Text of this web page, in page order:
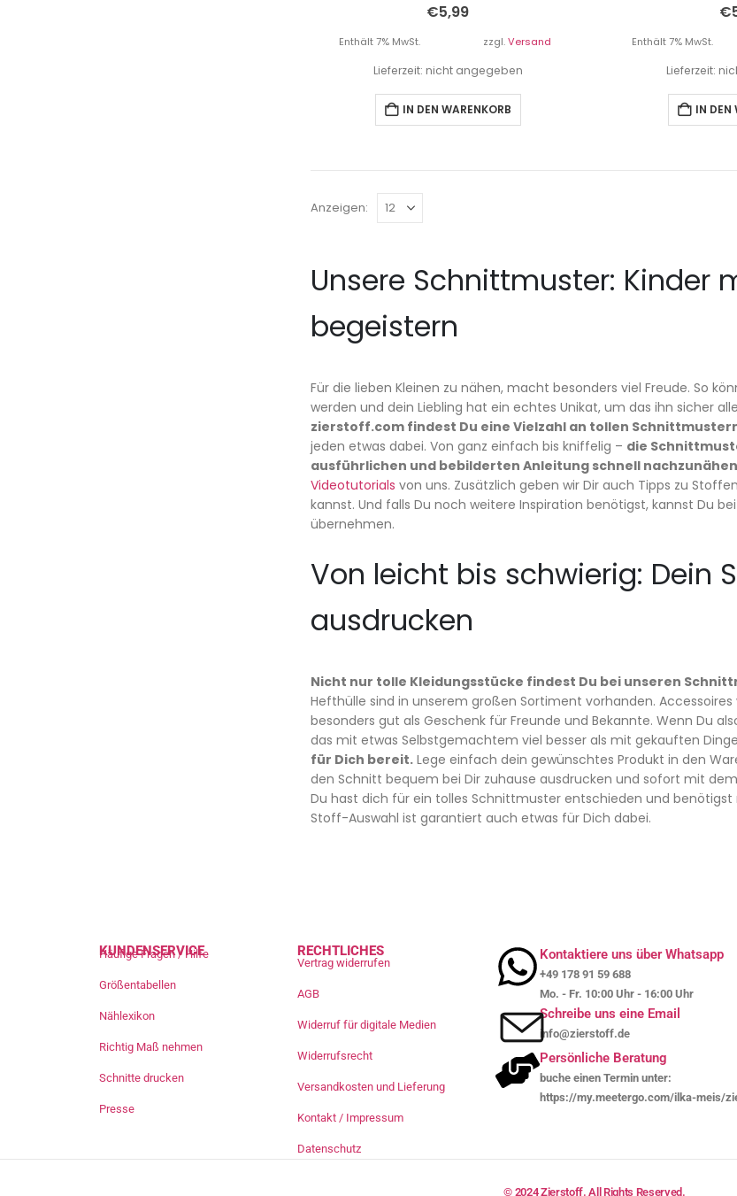
€5,99
Enthält 7% MwSt. zzgl.Versand
Lieferzeit: nicht angegeben
IN DEN WARENKORB
€
Enthält 7% MwSt.
Lieferzeit:
IN DEN
Anzeigen:
Unsere Schnittmuster: Kinder
begeistern
Für die lieben Kleinen zu nähen, macht besonders viel Freude. So
werden und dein Liebling hat ein echtes Unikat, um das ihn sicher
zierstoff.com findest Du eine Vielzahl an tollen
jeden etwas dabei. Von ganz einfach bis kniffelig – die
ausführlichen und bebilderten Anleitung schnell nachzunähen
Videotutorials von uns. Zusätzlich geben wir Dir auch Tipps zu
kannst. Und falls Du noch weitere Inspiration benötigst, kannst Du
übernehmen.
Von leicht bis schwierig: Dein
ausdrucken
Nicht nur tolle Kleidungsstücke findest Du bei unseren
Hefthülle sind in unserem großen Sortiment vorhanden.
besonders gut als Geschenk für Freunde und Bekannte. Wenn Du
das mit etwas Selbstgemachtem viel besser als mit gekauften
für Dich bereit. Lege einfach dein gewünschtes Produkt in den
den Schnitt bequem bei Dir zuhause ausdrucken und sofort mit
Du hast dich für ein tolles Schnittmuster entschieden und benötigst
Stoff-Auswahl ist garantiert auch etwas für Dich dabei.
KUNDENSERVICE
Häufige Fragen / Hilfe
Größentabellen
Nählexikon
Richtig Maß nehmen
Schnitte drucken
Presse
RECHTLICHES
Vertrag widerrufen
AGB
Widerruf für digitale Medien
Widerrufsrecht
Versandkosten und Lieferung
Kontakt / Impressum
Datenschutz
Kontaktiere uns über Whatsapp
+49 178 91 59 688
Mo. - Fr. 10:00 Uhr - 16:00 Uhr
Schreibe uns eine Email
info@zierstoff.de
Persönliche Beratung
buche einen Termin unter:
https://my.meetergo.com/ilka-meis/
© 2024 Zierstoff. All Rights Reserved.